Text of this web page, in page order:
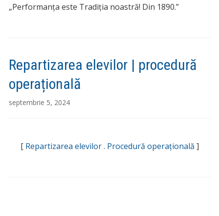
„Performanța este Tradiția noastră! Din 1890.”
Repartizarea elevilor | procedură
operațională
septembrie 5, 2024
[ Repartizarea elevilor . Procedură operațională ]